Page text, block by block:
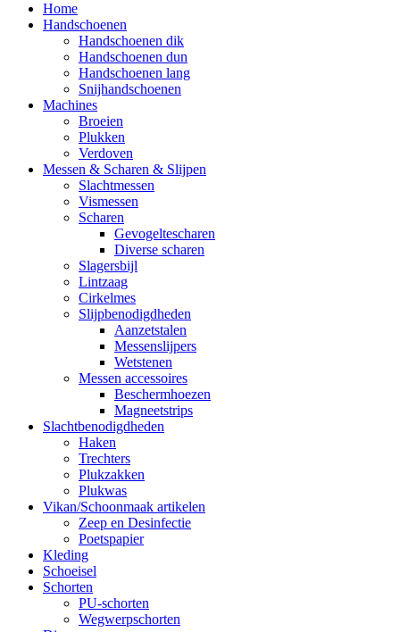
Home
Handschoenen
Handschoenen dik
Handschoenen dun
Handschoenen lang
Snijhandschoenen
Machines
Broeien
Plukken
Verdoven
Messen & Scharen & Slijpen
Slachtmessen
Vismessen
Scharen
Gevogeltescharen
Diverse scharen
Slagersbijl
Lintzaag
Cirkelmes
Slijpbenodigdheden
Aanzetstalen
Messenslijpers
Wetstenen
Messen accessoires
Beschermhoezen
Magneetstrips
Slachtbenodigdheden
Haken
Trechters
Plukzakken
Plukwas
Vikan/Schoonmaak artikelen
Zeep en Desinfectie
Poetspapier
Kleding
Schoeisel
Schorten
PU-schorten
Wegwerpschorten